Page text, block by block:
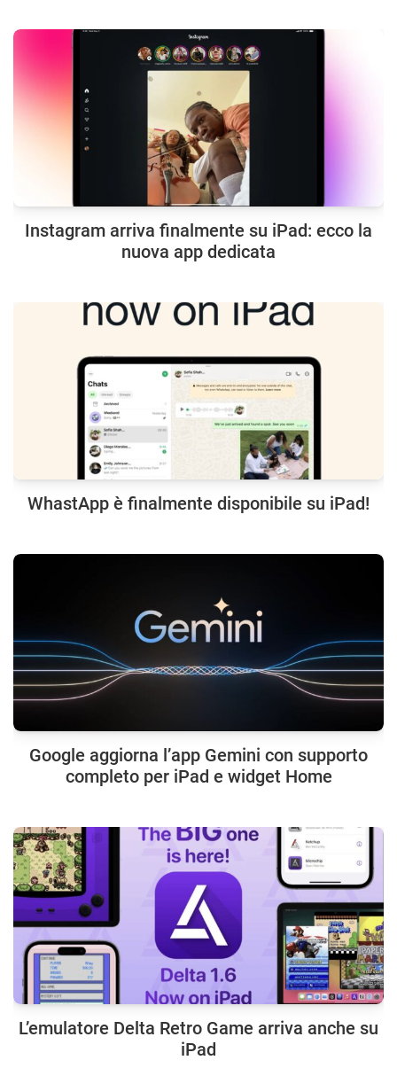
Instagram arriva finalmente su iPad: ecco la
nuova app dedicata
WhastApp è finalmente disponibile su iPad!
Google aggiorna l’app Gemini con supporto
completo per iPad e widget Home
L’emulatore Delta Retro Game arriva anche su
iPad